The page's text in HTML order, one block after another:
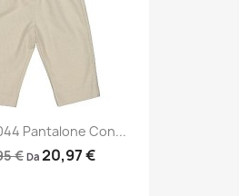
Pantalone Con...
€ Da 20,97 €